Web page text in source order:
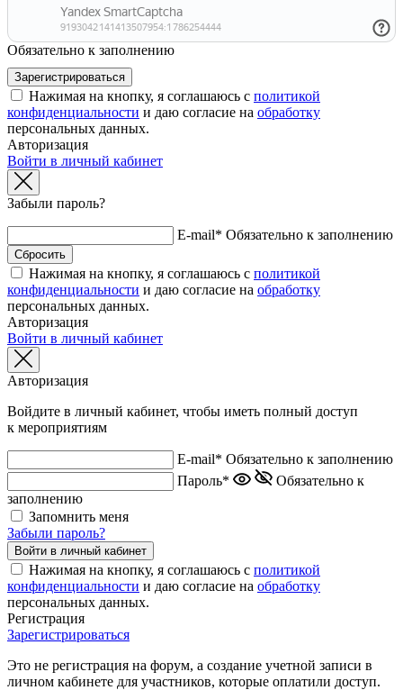
Обязательно к заполнению
Нажимая на кнопку, я соглашаюсь с политикой
конфиденциальности и даю согласие на обработку
персональных данных.
Авторизация
Войти в личный кабинет
Забыли пароль?
E-mail* Обязательно к заполнению
Нажимая на кнопку, я соглашаюсь с политикой
конфиденциальности и даю согласие на обработку
персональных данных.
Авторизация
Войти в личный кабинет
Авторизация
Войдите в личный кабинет, чтобы иметь полный доступ
к мероприятиям
E-mail* Обязательно к заполнению
Пароль*
Обязательно к
заполнению
Запомнить меня
Забыли пароль?
Нажимая на кнопку, я соглашаюсь с политикой
конфиденциальности и даю согласие на обработку
персональных данных.
Регистрация
Зарегистрироваться
Это не регистрация на форум, а создание учетной записи в
личном кабинете для участников, которые оплатили доступ.